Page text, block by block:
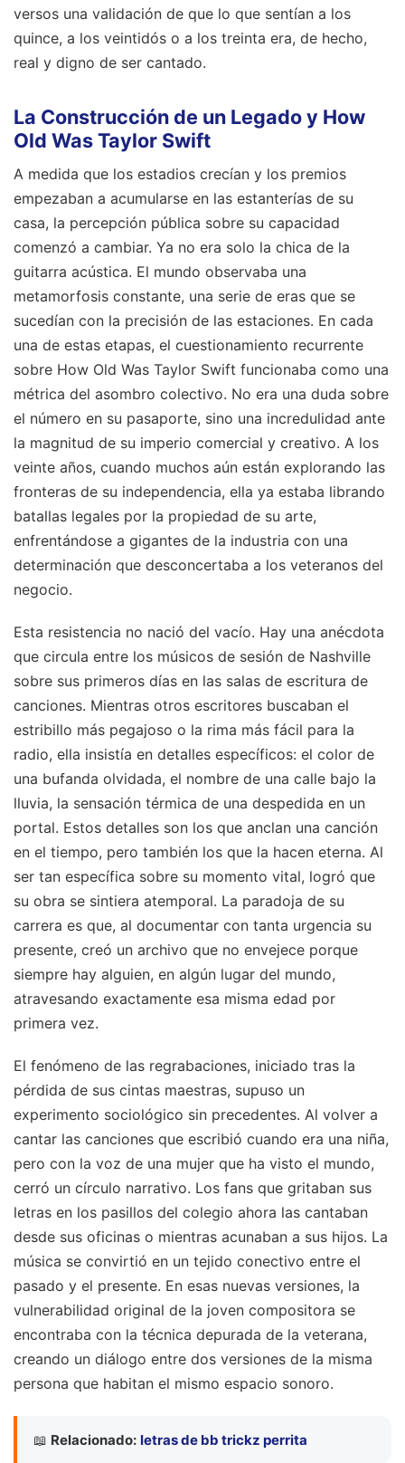
versos una validación de que lo que sentían a los
quince, a los veintidós o a los treinta era, de hecho,
real y digno de ser cantado.
La Construcción de un Legado y How
Old Was Taylor Swift
A medida que los estadios crecían y los premios
empezaban a acumularse en las estanterías de su
casa, la percepción pública sobre su capacidad
comenzó a cambiar. Ya no era solo la chica de la
guitarra acústica. El mundo observaba una
metamorfosis constante, una serie de eras que se
sucedían con la precisión de las estaciones. En cada
una de estas etapas, el cuestionamiento recurrente
sobre How Old Was Taylor Swift funcionaba como una
métrica del asombro colectivo. No era una duda sobre
el número en su pasaporte, sino una incredulidad ante
la magnitud de su imperio comercial y creativo. A los
veinte años, cuando muchos aún están explorando las
fronteras de su independencia, ella ya estaba librando
batallas legales por la propiedad de su arte,
enfrentándose a gigantes de la industria con una
determinación que desconcertaba a los veteranos del
negocio.
Esta resistencia no nació del vacío. Hay una anécdota
que circula entre los músicos de sesión de Nashville
sobre sus primeros días en las salas de escritura de
canciones. Mientras otros escritores buscaban el
estribillo más pegajoso o la rima más fácil para la
radio, ella insistía en detalles específicos: el color de
una bufanda olvidada, el nombre de una calle bajo la
lluvia, la sensación térmica de una despedida en un
portal. Estos detalles son los que anclan una canción
en el tiempo, pero también los que la hacen eterna. Al
ser tan específica sobre su momento vital, logró que
su obra se sintiera atemporal. La paradoja de su
carrera es que, al documentar con tanta urgencia su
presente, creó un archivo que no envejece porque
siempre hay alguien, en algún lugar del mundo,
atravesando exactamente esa misma edad por
primera vez.
El fenómeno de las regrabaciones, iniciado tras la
pérdida de sus cintas maestras, supuso un
experimento sociológico sin precedentes. Al volver a
cantar las canciones que escribió cuando era una niña,
pero con la voz de una mujer que ha visto el mundo,
cerró un círculo narrativo. Los fans que gritaban sus
letras en los pasillos del colegio ahora las cantaban
desde sus oficinas o mientras acunaban a sus hijos. La
música se convirtió en un tejido conectivo entre el
pasado y el presente. En esas nuevas versiones, la
vulnerabilidad original de la joven compositora se
encontraba con la técnica depurada de la veterana,
creando un diálogo entre dos versiones de la misma
persona que habitan el mismo espacio sonoro.
📖 Relacionado: letras de bb trickz perrita